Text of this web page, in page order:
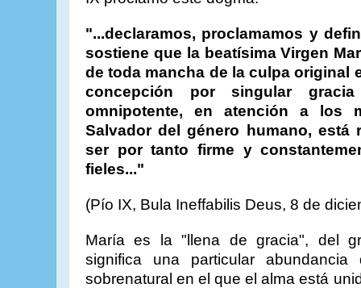
"...declaramos, proclamamos y
sostiene que la beatísima Virgen
de toda mancha de la culpa original
concepción por singular
omnipotente, en atención a los
Salvador del género humano, está
ser por tanto firme y
fieles..."
(Pío IX, Bula Ineffabilis Deus, 8 de
María es la "llena de gracia", del
significa una particular
sobrenatural en el que el alma está